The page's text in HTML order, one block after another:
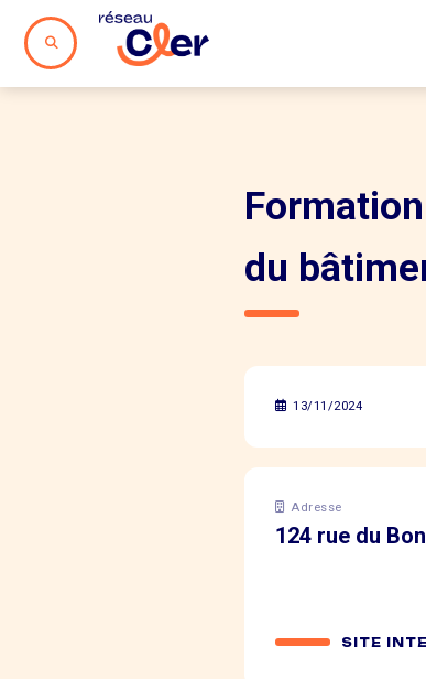
du
13/11/2024
Adresse
124 rue du
SITE